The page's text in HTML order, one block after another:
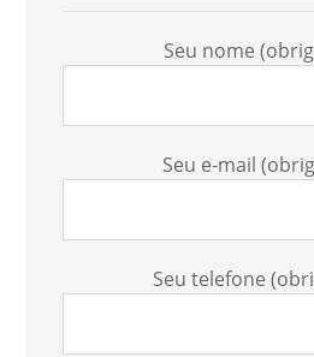
Seu nome
Seu e-mail
Seu telefone